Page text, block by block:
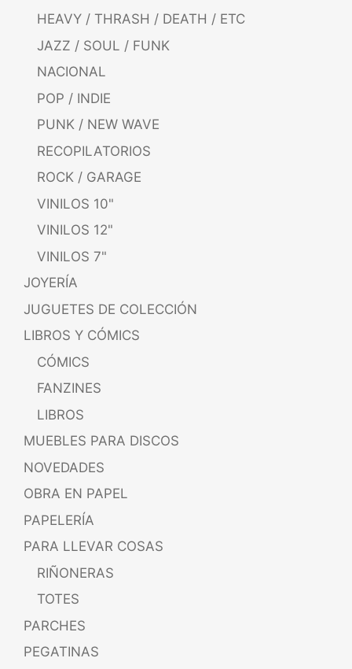
HEAVY / THRASH / DEATH / ETC
JAZZ / SOUL / FUNK
NACIONAL
POP / INDIE
PUNK / NEW WAVE
RECOPILATORIOS
ROCK / GARAGE
VINILOS 10"
VINILOS 12"
VINILOS 7"
JOYERÍA
JUGUETES DE COLECCIÓN
LIBROS Y CÓMICS
CÓMICS
FANZINES
LIBROS
MUEBLES PARA DISCOS
NOVEDADES
OBRA EN PAPEL
PAPELERÍA
PARA LLEVAR COSAS
RIÑONERAS
TOTES
PARCHES
PEGATINAS